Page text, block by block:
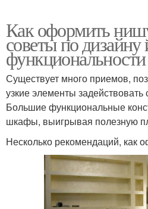
Как оформить
советы по дизайну
функциональности
Существует много приемов,
узкие элементы
Большие функциональные
шкафы, выигрывая полезную
Несколько рекомендаций, как